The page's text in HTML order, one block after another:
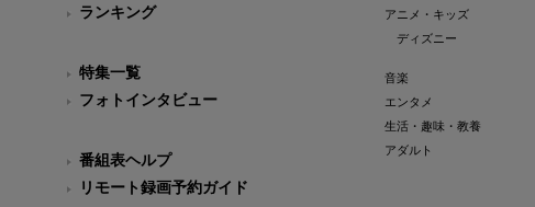
ランキング
特集一覧
フォトインタビュー
番組表ヘルプ
リモート録画予約ガイド
アニメ・キッズ
ディズニー
音楽
エンタメ
生活・趣味・教養
アダルト